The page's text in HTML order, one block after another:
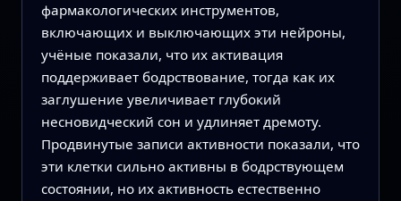
фармакологических инструментов,
включающих и выключающих эти нейроны,
учёные показали, что их активация
поддерживает бодрствование, тогда как их
заглушение увеличивает глубокий
несновидческий сон и удлиняет дремоту.
Продвинутые записи активности показали, что
эти клетки сильно активны в бодрствующем
состоянии, но их активность естественно